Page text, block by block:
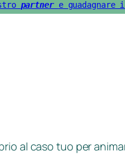
partner e guadagnare
al caso tuo per